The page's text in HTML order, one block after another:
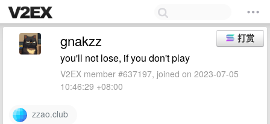
打赏
gnakzz
you'll not lose, if you don't play
V2EX member #637197, joined on 2023-07-05
10:46:29 +08:00
zzao.club